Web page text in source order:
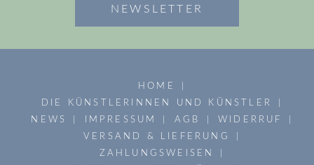
NEWSLETTER
HOME
DIE KÜNSTLERINNEN UND KÜNSTLER
NEWS
IMPRESSUM AGB
WIDERRUF
VERSAND & LIEFERUNG
ZAHLUNGSWEISEN